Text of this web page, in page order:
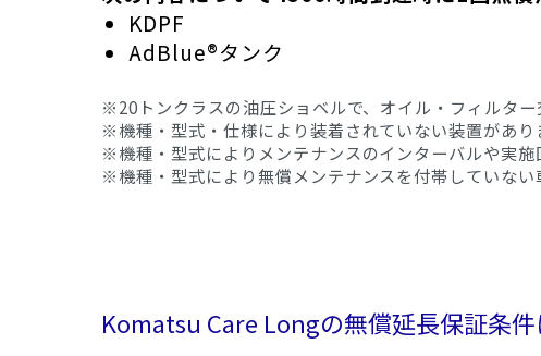
KDPF
AdBlue®タンク
※20トンクラスの油圧ショベルで、オイル・フィルタ
※機種・型式・仕様により装着されていない装置があり
※機種・型式によりメンテナンスのインターバルや実施
※機種・型式により無償メンテナンスを付帯していな
Komatsu Care Longの無償延長保証条件